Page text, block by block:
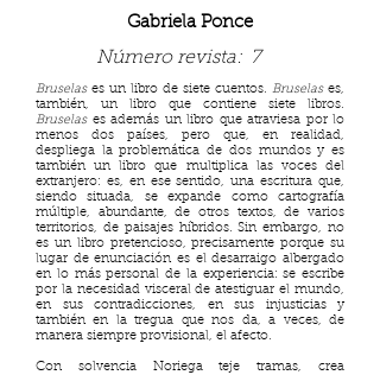
Gabriela Ponce
Número revista: 7
Bruselases un libro de siete cuentos. Bruselases,
también, un libro que contiene siete libros.
Bruselases además un libro que atraviesa por lo
menos dos países, pero que, en realidad,
despliega la problemática de dos mundos y es
también un libro que multiplica las voces del
extranjero: es, en ese sentido, una escritura que,
siendo situada, se expande como cartografía
múltiple, abundante, de otros textos, de varios
territorios, de paisajes híbridos. Sin embargo, no
es un libro pretencioso, precisamente porque su
lugar de enunciación es el desarraigo albergado
en lo más personal de la experiencia: se escribe
por la necesidad visceral de atestiguar el mundo,
en sus contradicciones, en sus injusticias y
también en la tregua que nos da, a veces, de
manera siempre provisional, el afecto.
Con solvencia Noriega teje tramas, crea